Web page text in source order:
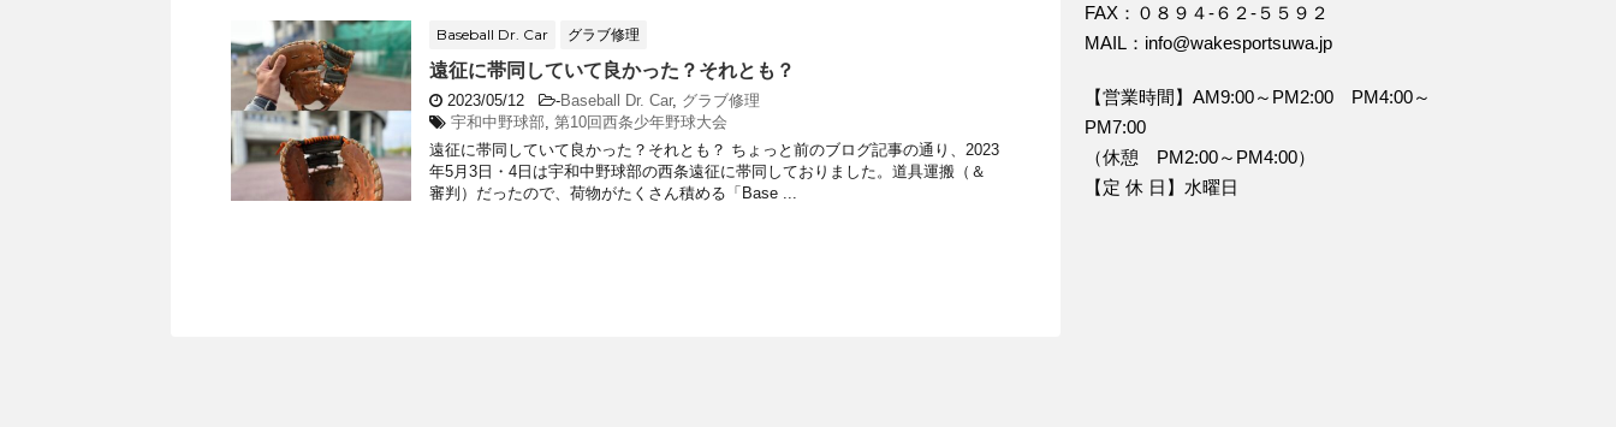
Baseball Dr. Car グラブ修理
遠征に帯同していて良かった？それとも？
2023/05/12 -Baseball Dr. Car, グラブ修理
宇和中野球部 第10回西条少年野球大会
遠征に帯同していて良かった？それとも？ ちょっと前のブログ記事の通り、2023
年5月3日・4日は宇和中野球部の西条遠征に帯同しておりました。道具運搬（＆
審判）だったので、荷物がたくさん積める「Base ...
FAX：０８９４‐６２‐５５９２
MAIL：info@wakesportsuwa.jp
【営業時間】AM9:00～PM2:00 PM4:00～
PM7:00
（休憩 PM2:00～PM4:00）
【定 休 日】水曜日